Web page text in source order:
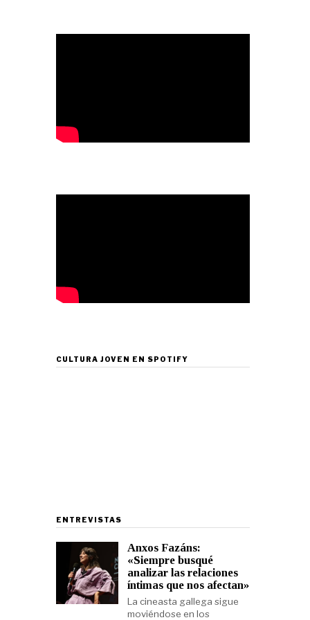
CULTURA JOVEN EN SPOTIFY
ENTREVISTAS
Anxos Fazáns:
«Siempre busqué
analizar las relaciones
íntimas que nos afectan»
La cineasta gallega sigue
moviéndose en los